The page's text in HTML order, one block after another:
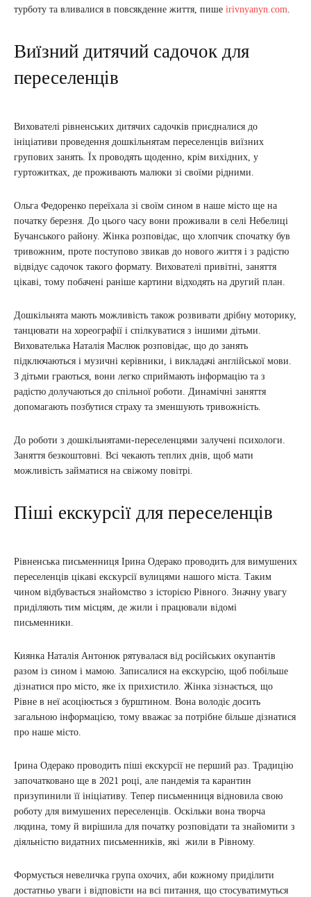
турботу та вливалися в повсякденне життя, пише irivnyanyn.com
Виїзний дитячий садочок для
переселенців
Вихователі рівненських дитячих садочків приєдналися до
ініціативи проведення дошкільнятам переселенців виїзних
групових занять. Їх проводять щоденно, крім вихідних, у
гуртожитках, де проживають малюки зі своїми рідними.
Ольга Федоренко переїхала зі своїм сином в наше місто ще на
початку березня. До цього часу вони проживали в селі Небелиці
Бучанського району. Жінка розповідає, що хлопчик спочатку був
тривожним, проте поступово звикав до нового життя і з радістю
відвідує садочок такого формату. Вихователі привітні, заняття
цікаві, тому побачені раніше картини відходять на другий план.
Дошкільнята мають можливість також розвивати дрібну моторику,
танцювати на хореографії і спілкуватися з іншими дітьми.
Вихователька Наталія Маслюк розповідає, що до занять
підключаються і музичні керівники, і викладачі англійської мови.
З дітьми граються, вони легко сприймають інформацію та з
радістю долучаються до спільної роботи. Динамічні заняття
допомагають позбутися страху та зменшують тривожність.
До роботи з дошкільнятами-переселенцями залучені психологи.
Заняття безкоштовні. Всі чекають теплих днів, щоб мати
можливість займатися на свіжому повітрі.
Піші екскурсії для переселенців
Рівненська письменниця Ірина Одерако проводить для вимушених
переселенців цікаві екскурсії вулицями нашого міста. Таким
чином відбувається знайомство з історією Рівного. Значну увагу
приділяють тим місцям, де жили і працювали відомі
письменники.
Киянка Наталія Антонюк рятувалася від російських окупантів
разом із сином і мамою. Записалися на екскурсію, щоб побільше
дізнатися про місто, яке іх прихистило. Жінка зізнається, що
Рівне в неї асоціюється з бурштином. Вона володіє досить
загальною інформацією, тому вважає за потрібне більше дізнатися
про наше місто.
Ірина Одерако проводить піші екскурсії не перший раз. Традицію
започатковано ще в 2021 році, але пандемія та карантин
призупинили її ініціативу. Тепер письменниця відновила свою
роботу для вимушених переселенців. Оскільки вона творча
людина, тому й вирішила для початку розповідати та знайомити з
діяльністю видатних письменників, які жили в Рівному.
Формується невеличка група охочих, аби кожному приділити
достатньо уваги і відповісти на всі питання, що стосуватимуться